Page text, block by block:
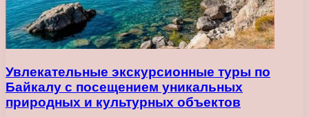
Увлекательные экскурсионные туры по
Байкалу с посещением уникальных
природных и культурных объектов